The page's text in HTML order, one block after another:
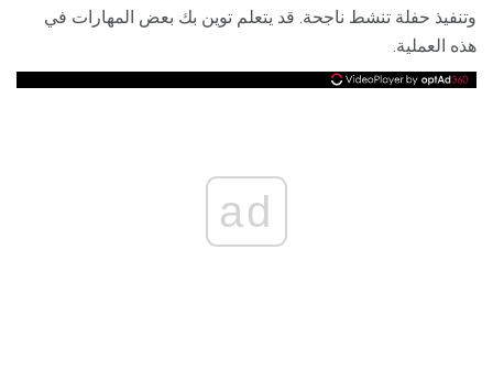
وتنفيذ حفلة تنشط ناجحة. قد يتعلم توين بك بعض المهارات في
هذه العملية.
ad